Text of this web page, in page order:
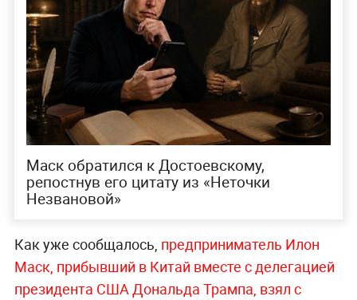
Маск обратился к Достоевскому,
репостнув его цитату из «Неточки
Незвановой»
Как уже сообщалось, предприниматель Илон
Маск, прибывший в Китай вместе с делегацией
президента США Дональда Трампа, взял с